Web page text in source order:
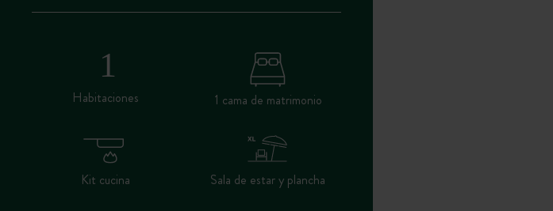
Habitaciones 1 cama de matrimonio
Kit cucina Sala de estar y plancha